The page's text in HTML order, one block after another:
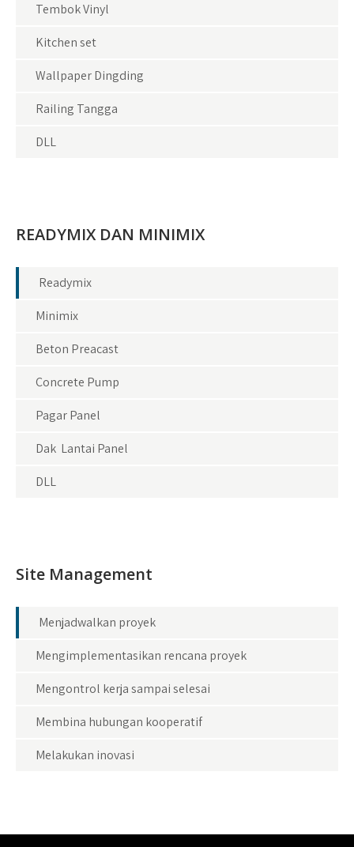
Tembok Vinyl
Kitchen set
Wallpaper Dingding
Railing Tangga
DLL
READYMIX DAN MINIMIX
Readymix
Minimix
Beton Preacast
Concrete Pump
Pagar Panel
Dak Lantai Panel
DLL
Site Management
Menjadwalkan proyek
Mengimplementasikan rencana proyek
Mengontrol kerja sampai selesai
Membina hubungan kooperatif
Melakukan inovasi